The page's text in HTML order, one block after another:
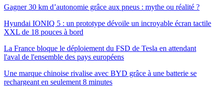
Gagner 30 km d’autonomie grâce aux pneus : mythe ou réalité ?
Hyundai IONIQ 5 : un prototype dévoile un incroyable écran tactile
XXL de 18 pouces à bord
La France bloque le déploiement du FSD de Tesla en attendant
l'aval de l'ensemble des pays européens
Une marque chinoise rivalise avec BYD grâce à une batterie se
rechargeant en seulement 8 minutes